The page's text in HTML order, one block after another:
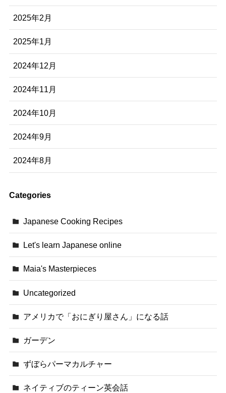
2025年2月
2025年1月
2024年12月
2024年11月
2024年10月
2024年9月
2024年8月
Categories
Japanese Cooking Recipes
Let's learn Japanese online
Maia's Masterpieces
Uncategorized
アメリカで「おにぎり屋さん」になる話
ガーデン
ずぼらパーマカルチャー
ネイティブのティーン英会話